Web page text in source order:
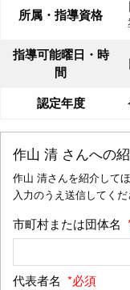
所属・指導資格
指導可能曜日・時
間
認定年度
作山 清 さんへの
作山 清さんを紹介して
入力のうえ送信してくだ
市町村または団体名
代表者名 *必須